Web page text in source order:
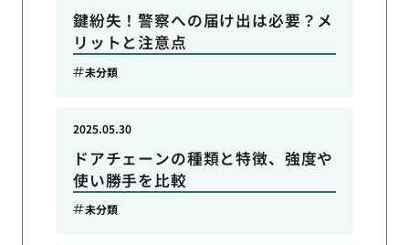
鍵紛失！警察への届け出は必要？メ
リットと注意点
未分類
ドアチェーンの種類と特徴、強度や
使い勝手を比較
2025.05.30
未分類